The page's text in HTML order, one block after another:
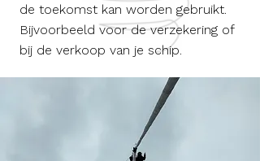
de toekomst kan worden gebruikt.
Bijvoorbeeld voor de verzekering of
bij de verkoop van je schip.​